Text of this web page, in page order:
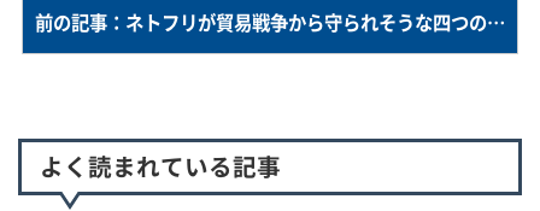
前の記事：ネトフリが貿易戦争から守られそうな四つの理由
よく読まれている記事